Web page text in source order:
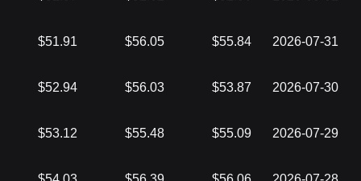
2026-07-31
$55.84
$56.05
$51.91
2026-07-30
$53.87
$56.03
$52.94
2026-07-29
$55.09
$55.48
$53.12